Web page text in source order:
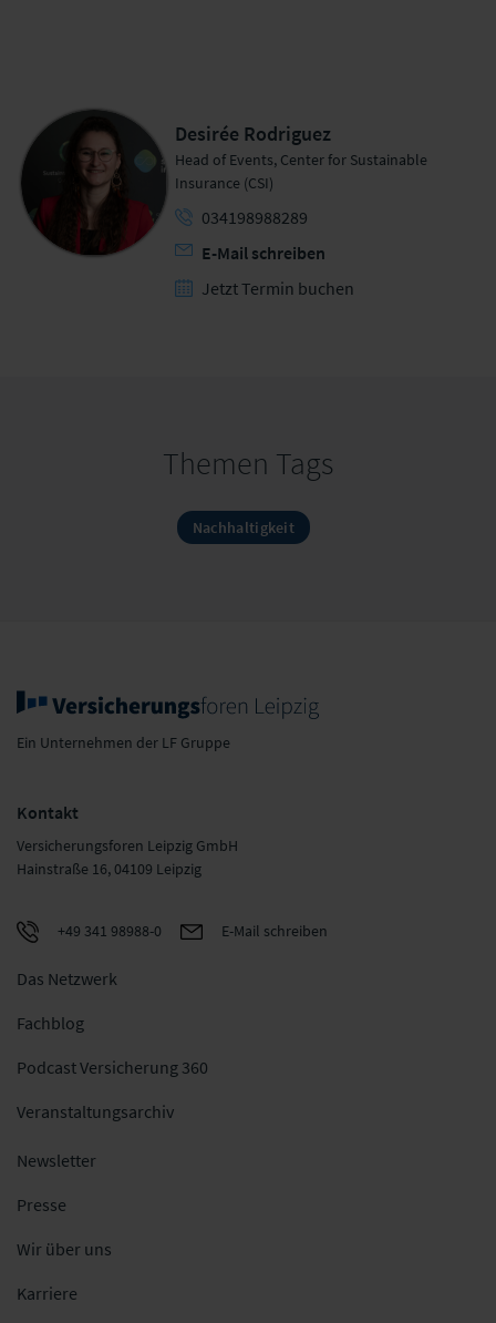
Desirée Rodriguez
Head of Events, Center for Sustainable
Insurance (CSI)
034198988289
E-Mail schreiben
Jetzt Termin buchen
Themen Tags
Nachhaltigkeit
Ein Unternehmen der LF Gruppe
Kontakt
Versicherungsforen Leipzig GmbH
Hainstraße 16, 04109 Leipzig
+49 341 98988-0 E-Mail schreiben
Das Netzwerk
Fachblog
Podcast Versicherung 360
Veranstaltungsarchiv
Newsletter
Presse
Wir über uns
Karriere